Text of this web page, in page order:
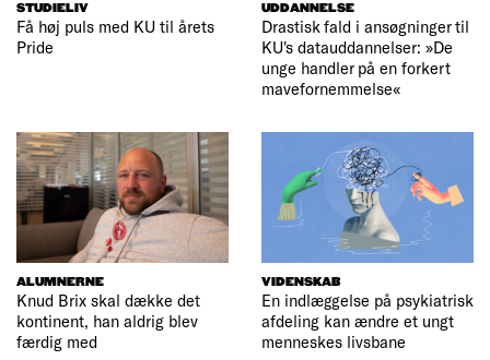
STUDIELIV
Få høj puls med KU til årets
Pride
UDDANNELSE
Drastisk fald i ansøgninger til
KU's datauddannelser: »De
unge handler på en forkert
mavefornemmelse«
ALUMNERNE
Knud Brix skal dække det
kontinent, han aldrig blev
færdig med
VIDENSKAB
En indlæggelse på psykiatrisk
afdeling kan ændre et ungt
menneskes livsbane